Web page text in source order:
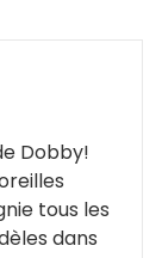
Dobby!
tous les
dans